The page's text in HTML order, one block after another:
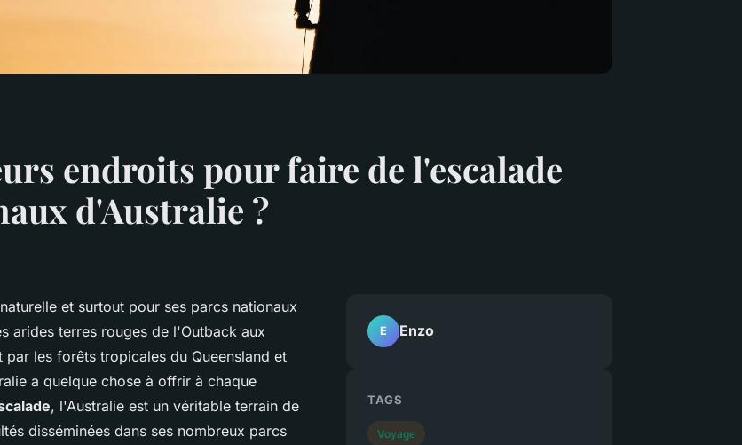
endroits pour faire de l'escalade
d'Australie ?
et surtout pour ses parcs nationaux
arides terres rouges de l'Outback aux
les forêts tropicales du Queensland et
a quelque chose à offrir à chaque
, l'Australie est un véritable terrain de
disséminées dans ses nombreux parcs
E Enzo
TAGS
Voyage